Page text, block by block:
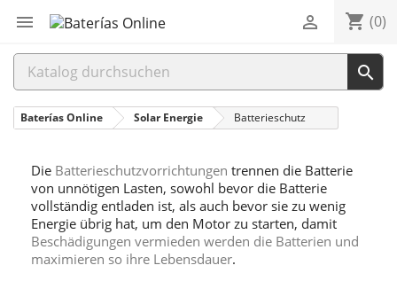
 shopping_cart (0)


Baterías Online Solar Energie Batterieschutz
Die Batterieschutzvorrichtungen trennen die Batterie
von unnötigen Lasten, sowohl bevor die Batterie
vollständig entladen ist, als auch bevor sie zu wenig
Energie übrig hat, um den Motor zu starten, damit
Beschädigungen vermieden werden die Batterien und
maximieren so ihre Lebensdauer.